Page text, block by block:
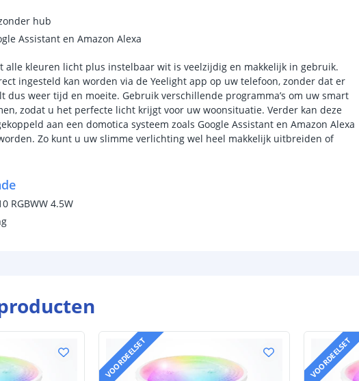
hub
Assistant en Amazon Alexa
alle kleuren licht plus instelbaar wit is veelzijdig en makkelijk in gebruik.
ingesteld kan worden via de Yeelight app op uw telefoon, zonder dat er
dus weer tijd en moeite. Gebruik verschillende programma’s om uw smart
zodat u het perfecte licht krijgt voor uw woonsituatie. Verder kan deze
aan een domotica systeem zoals Google Assistant en Amazon Alexa
Zo kunt u uw slimme verlichting wel heel makkelijk uitbreiden of
RGBWW 4.5W
VOORDEELSET VOORDEELSET